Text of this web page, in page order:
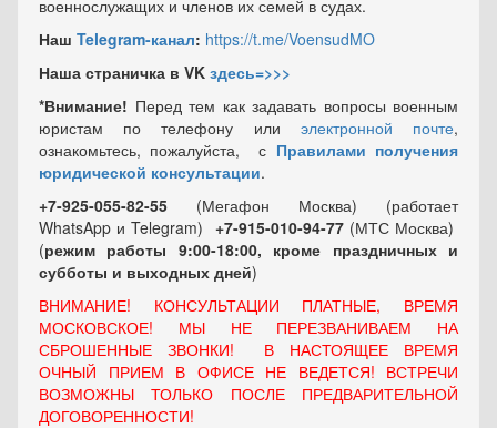
военнослужащих и членов их семей в судах.
Наш Telegram-канал: https://t.me/VoensudMO
Наша страничка в VK здесь=>>>
*Внимание! Перед тем как задавать вопросы военным
юристам по телефону или электронной почте,
ознакомьтесь, пожалуйста, с Правилами получения
юридической консультации.
+7-925-055-82-55 (Мегафон Москва) (работает
WhatsApp и Telegram) +7-915-010-94-77 (МТС Москва)
(режим работы 9:00-18:00, кроме праздничных и
субботы и выходных дней)
ВНИМАНИЕ! КОНСУЛЬТАЦИИ ПЛАТНЫЕ, ВРЕМЯ
МОСКОВСКОЕ! МЫ НЕ ПЕРЕЗВАНИВАЕМ НА
СБРОШЕННЫЕ ЗВОНКИ! В НАСТОЯЩЕЕ ВРЕМЯ
ОЧНЫЙ ПРИЕМ В ОФИСЕ НЕ ВЕДЕТСЯ! ВСТРЕЧИ
ВОЗМОЖНЫ ТОЛЬКО ПОСЛЕ ПРЕДВАРИТЕЛЬНОЙ
ДОГОВОРЕННОСТИ!